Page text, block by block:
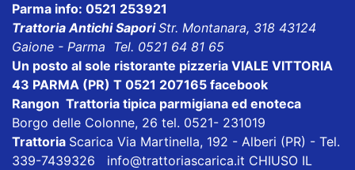
Parma info: 0521 253921
Trattoria Antichi SaporiStr. Montanara, 318 43124
Gaione - Parma Tel. 0521 64 81 65
Un posto al sole ristorante pizzeria VIALE VITTORIA
43 PARMA (PR) T 0521 207165 facebook
Rangon Trattoria tipica parmigiana ed enoteca
Borgo delle Colonne, 26 tel. 0521- 231019
Trattoria Scarica Via Martinella, 192 - Alberi (PR) - Tel.
339-7439326 info@trattoriascarica.it CHIUSO IL